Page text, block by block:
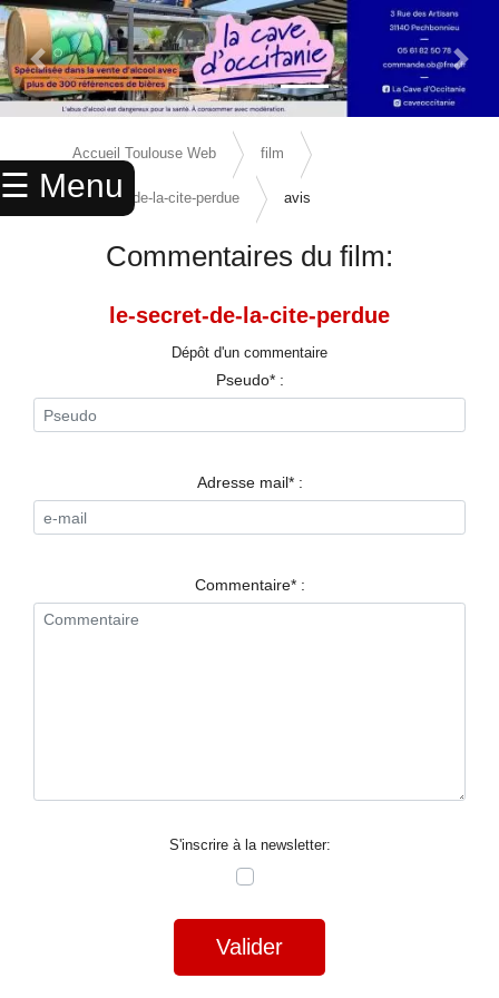
☰ Menu
× ACCUEIL
ANNUAIRE
SPORTS
RESTAURANTS
NUIT
Previous Slide Next
Accueil Toulouse Web film
le-secret-de-la-cite-perdue avis
Commentaires du film:
le-secret-de-la-cite-perdue
Dépôt d'un commentaire
Pseudo* :
Adresse mail* :
Commentaire* :
S'inscrire à la newsletter:
Valider